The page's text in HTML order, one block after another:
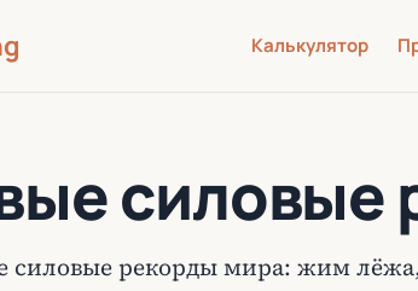
Калькулятор
силовые
силовые рекорды мира: жим